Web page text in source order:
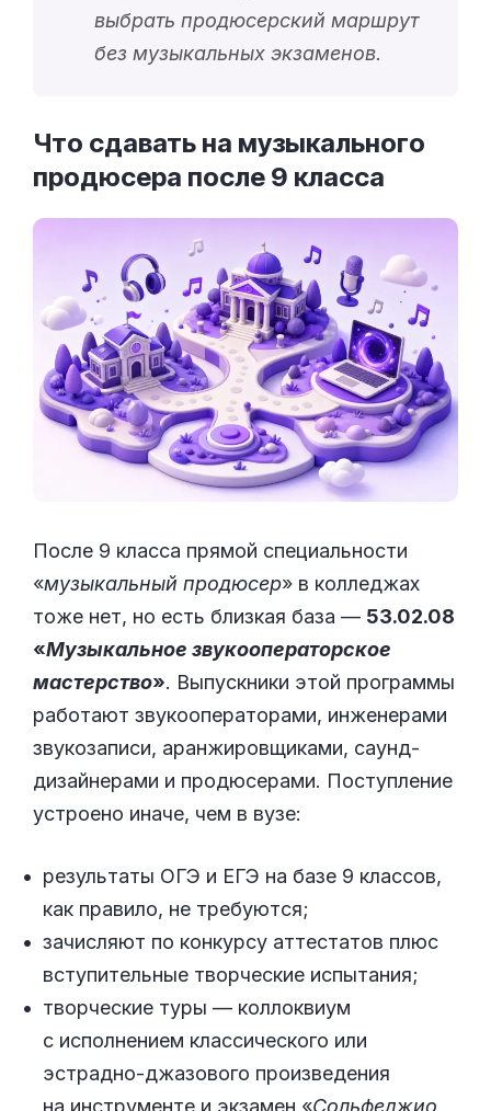
выбрать продюсерский маршрут
без музыкальных экзаменов.
Что сдавать на музыкального
продюсера после 9 класса
После 9 класса прямой специальности
«музыкальный продюсер» в колледжах
тоже нет, но есть близкая база — 53.02.08
«Музыкальное звукооператорское
мастерство». Выпускники этой программы
работают звукооператорами, инженерами
звукозаписи, аранжировщиками, саунд-
дизайнерами и продюсерами. Поступление
устроено иначе, чем в вузе:
результаты ОГЭ и ЕГЭ на базе 9 классов,
как правило, не требуются;
зачисляют по конкурсу аттестатов плюс
вступительные творческие испытания;
творческие туры — коллоквиум
с исполнением классического или
эстрадно-джазового произведения
на инструменте и экзамен «Сольфеджио